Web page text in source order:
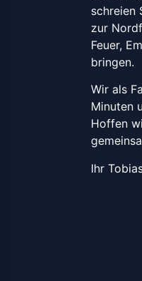
schreien
zur
Feuer,
bringen.
Wir als
Minuten
Hoffen
Ihr